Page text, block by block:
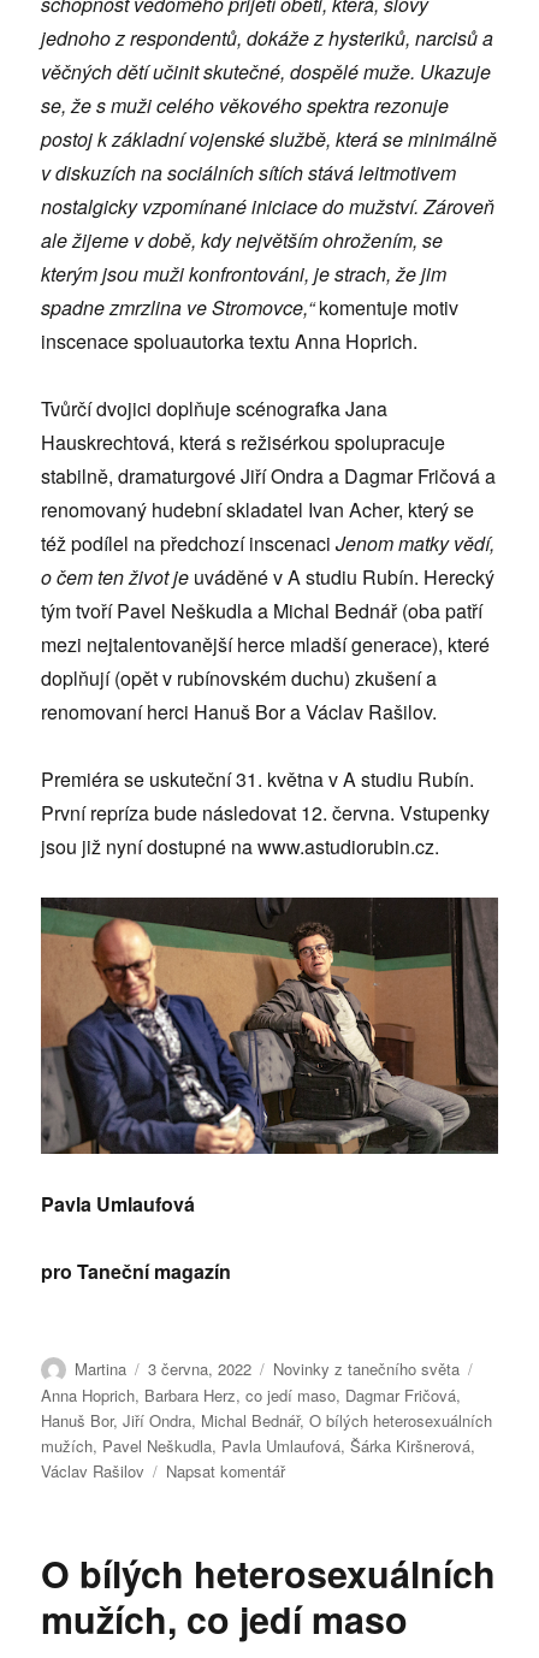
jednoho z respondentů, dokáže z hysteriků, narcisů a
věčných dětí učinit skutečné, dospělé muže. Ukazuje
se, že s muži celého věkového spektra rezonuje
postoj k základní vojenské službě, která se minimálně
v diskuzích na sociálních sítích stává leitmotivem
nostalgicky vzpomínané iniciace do mužství. Zároveň
ale žijeme v době, kdy největším ohrožením, se
kterým jsou muži konfrontováni, je strach, že jim
spadne zmrzlina ve Stromovce,“komentuje motiv
inscenace spoluautorka textu Anna Hoprich.
Tvůrčí dvojici doplňuje scénografka Jana
Hauskrechtová, která s režisérkou spolupracuje
stabilně, dramaturgové Jiří Ondra a Dagmar Fričová a
renomovaný hudební skladatel Ivan Acher, který se
též podílel na předchozí inscenaciJenom matky vědí,
o čem ten život je uváděné v A studiu Rubín. Herecký
tým tvoří Pavel Neškudla a Michal Bednář (oba patří
mezi nejtalentovanější herce mladší generace), které
doplňují (opět v rubínovském duchu) zkušení a
renomovaní herci Hanuš Bor a Václav Rašilov.
Premiéra se uskuteční 31. května v A studiu Rubín.
První repríza bude následovat 12. června. Vstupenky
jsou již nyní dostupné na www.astudiorubin.cz.
Pavla Umlaufová
pro Taneční magazín
Autor:
Martina Publikováno:
3 června, 2022 Rubriky:
Novinky z tanečního světa
Anna Hoprich, Barbara Herz,co jedí maso, Dagmar Fričová,
Hanuš Bor,Jiří Ondra, Michal Bednář,O bílých heterosexuálních
mužích, Pavel Neškudla, Pavla Umlaufová,Šárka Kiršnerová,
Václav Rašilov
Napsat komentářpro
A
studio
Rubín
O bílých heterosexuálních
mužích, co jedí maso